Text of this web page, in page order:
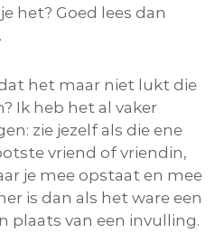
het? Goed lees dan
het maar niet lukt die
Ik heb het al vaker
zie jezelf als die ene
vriend of vriendin,
je mee opstaat en mee
is dan als het ware een
plaats van een invulling.